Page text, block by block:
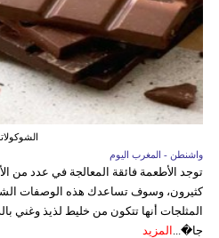
واشنطن - المغرب اليوم
توجد الأطعمة فائقة المعالجة في عدد من
كثيرون، وسوف تساعدك هذه الوصفات
المثلجات أنها تتكون من خليط لذيذ وغني
جا�...
المزيد